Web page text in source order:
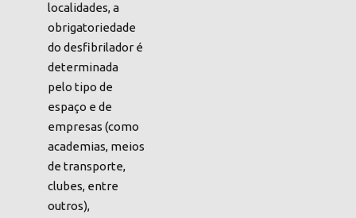
localidades, a
obrigatoriedade
do desfibrilador é
determinada
pelo tipo de
espaço e de
empresas (como
academias, meios
de transporte,
clubes, entre
outros),